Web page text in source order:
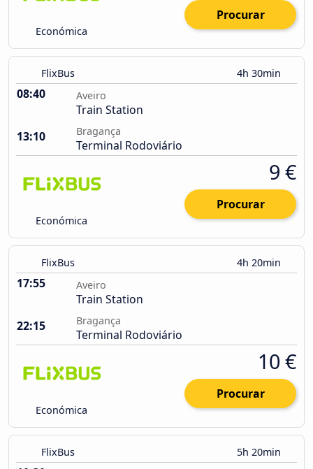
Económica
Procurar
FlixBus 4h 30min
08:40 Aveiro
Train Station
13:10
Bragança
Terminal Rodoviário
Económica
9 €
Procurar
FlixBus 4h 20min
17:55 Aveiro
Train Station
22:15
Bragança
Terminal Rodoviário
Económica
10 €
Procurar
FlixBus 5h 20min